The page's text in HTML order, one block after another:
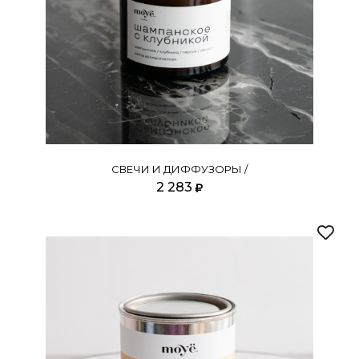
2 283
СВЕЧИ И ДИФФУЗОРЫ /